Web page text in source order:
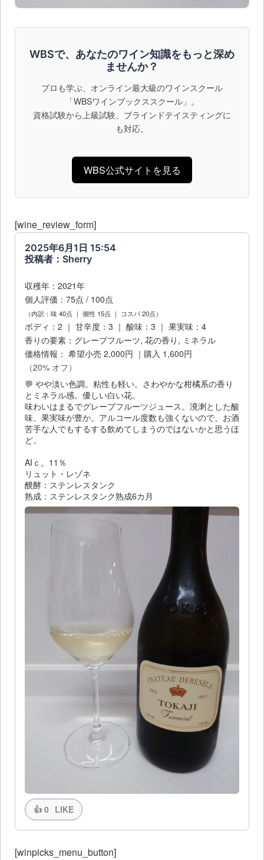
WBSで、あなたのワイン知識をもっと深め
ませんか？
プロも学ぶ、オンライン最大級のワインスクール
「WBSワインブックススクール」。
資格試験から上級試験、ブラインドテイスティングに
も対応。
WBS公式サイトを見る
[wine_review_form]
2025年6月1日 15:54
投稿者：Sherry
収穫年：2021年
個人評価：75点 / 100点
（内訳：味 40点 ｜ 個性 15点 ｜ コスパ 20点）
ボディ：2 ｜ 甘辛度：3 ｜ 酸味：3 ｜ 果実味：4
香りの要素：グレープフルーツ, 花の香り, ミネラル
価格情報： 希望小売 2,000円 ｜購入 1,600円
（20% オフ）
💬 やや淡い色調。粘性も軽い。さわやかな柑橘系の香り
とミネラル感。優しい白い花。
味わいはまるでグレープフルーツジュース。溌溂とした酸
味、果実味が豊か。アルコール度数も強くないので、お酒
苦手な人でもするする飲めてしまうのではないかと思うほ
ど。
AIｃ。11％
リュット・レゾネ
醗酵：ステンレスタンク
熟成：ステンレスタンク熟成6カ月
👍 0 LIKE
[winpicks_menu_button]